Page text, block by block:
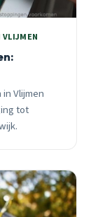
VLIJMEN
Vlijmen
tot